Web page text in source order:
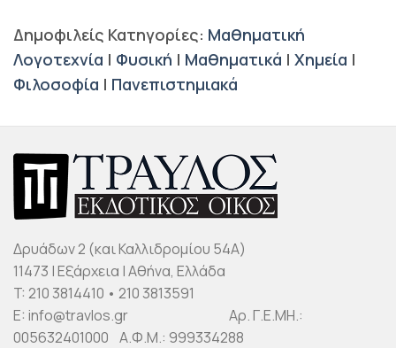
Δημοφιλείς Κατηγορίες: Μαθηματική
Λογοτεχνία | Φυσική | Μαθηματικά | Χημεία |
Φιλοσοφία | Πανεπιστημιακά
Δρυάδων 2 (και Καλλιδρομίου 54Α)
11473 | Εξάρχεια | Αθήνα, Ελλάδα
T: 210 3814410 • 210 3813591
E: info@travlos.gr Αρ. Γ.Ε.ΜΗ.:
005632401000 Α.Φ.Μ.: 999334288